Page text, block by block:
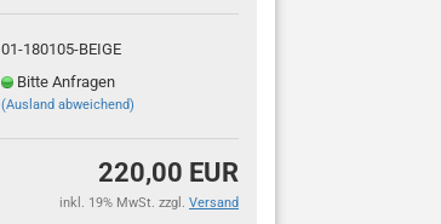
01-180105-BEIGE
Bitte Anfragen
(Ausland abweichend)
220,00 EUR
inkl. 19% MwSt. zzgl. Versand